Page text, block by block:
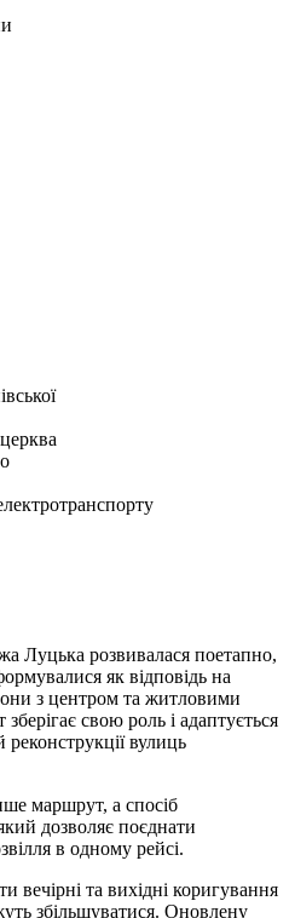
Луцька розвивалася поетапно,
як відповідь на
з центром та житловими
свою роль і адаптується
реконструкції вулиць
маршрут, а спосіб
дозволяє поєднати
в одному рейсі.
вечірні та вихідні коригування
збільшуватися. Оновлену